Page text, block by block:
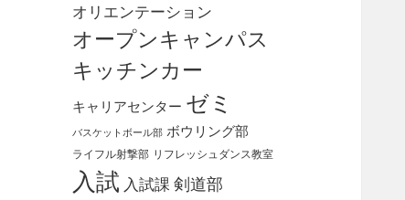
オリエンテーション
オープンキャンパス
キッチンカー
キャリアセンター ゼミ
バスケットボール部 ボウリング部
ライフル射撃部 リフレッシュダンス教室
入試 入試課 剣道部